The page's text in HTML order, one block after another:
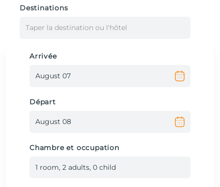
Destinations
Taper la destination ou l'hôtel
Arrivée
Départ
Chambre et occupation
1 room, 2 adults, 0 child